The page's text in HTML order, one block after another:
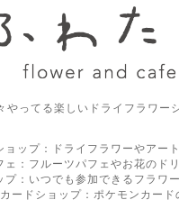
やってる楽しいドライフラワー
ップ：ドライフラワーやアー
：フルーツパフェやお花のド
：いつでも参加できるフラワ
ードショップ：ポケモンカード